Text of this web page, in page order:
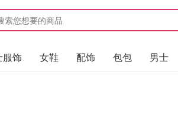
服饰 女鞋 配饰 包包 男士